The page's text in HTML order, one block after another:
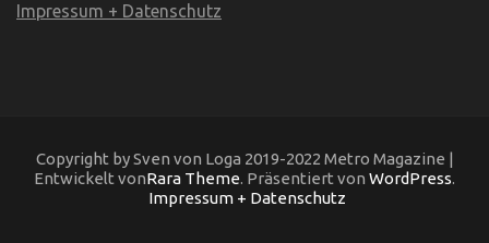
Impressum + Datenschutz
Copyright by Sven von Loga 2019-2022 Metro Magazine |
Entwickelt vonRara Theme. Präsentiert von WordPress.
Impressum + Datenschutz